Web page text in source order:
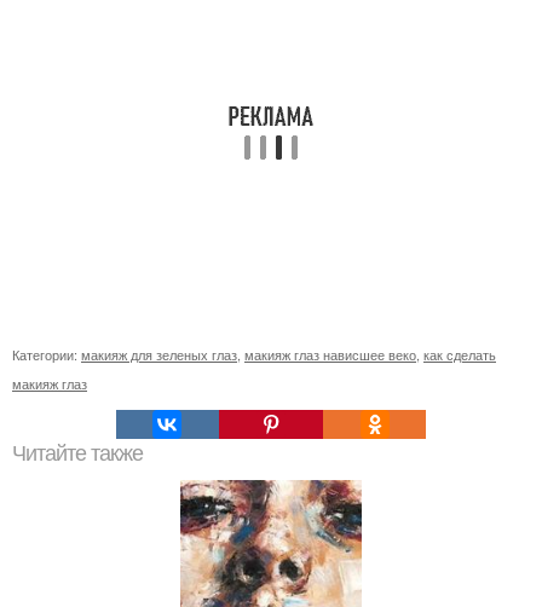
Категории: макияж для зеленых глаз макияж глаз нависшее веко как сделать
макияж глаз
Читайте также